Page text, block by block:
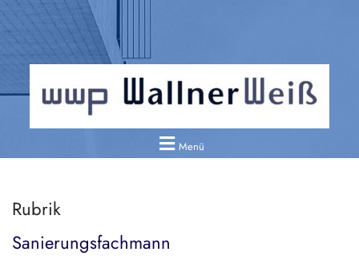
Menü
Rubrik
Sanierungsfachmann